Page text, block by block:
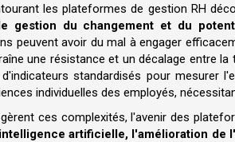
les plateformes de gestion RH
gestion du changement et du
peuvent avoir du mal à engager
une résistance et un décalage entre
standardisés pour mesurer
individuelles des employés,
ces complexités, l'avenir des
artificielle, l'amélioration de